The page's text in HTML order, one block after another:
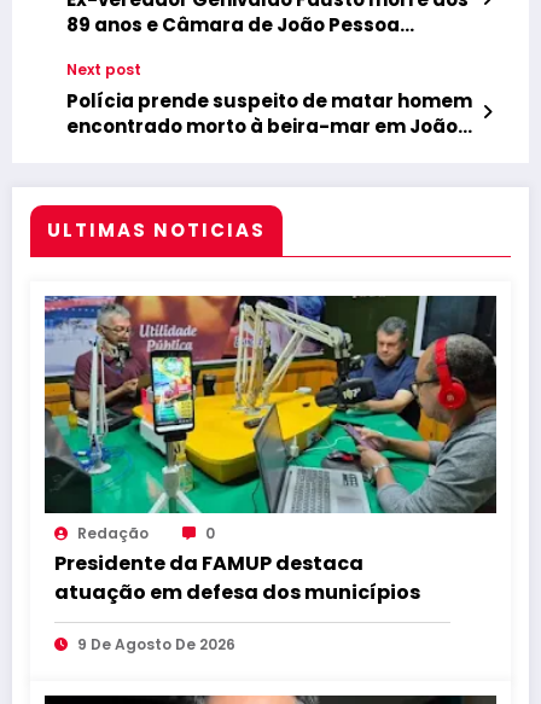
89 anos e Câmara de João Pessoa
Next post
Polícia prende suspeito de matar homem
encontrado morto à beira-mar em João
ULTIMAS NOTICIAS
Redação 0
Presidente da FAMUP destaca
atuação em defesa dos municípios
9 De Agosto De 2026